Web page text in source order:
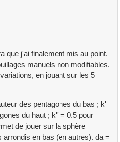
que j'ai finalement mis au point.
manuels non modifiables.
en jouant sur les 5
des pentagones du bas ; k'
du haut ; k'' = 0.5 pour
de jouer sur la sphère
arrondis en bas (en autres). da =